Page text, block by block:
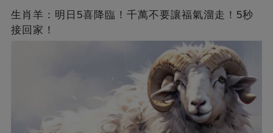
生肖羊：明日5喜降臨！千萬不要讓福氣溜走！5秒
接回家！